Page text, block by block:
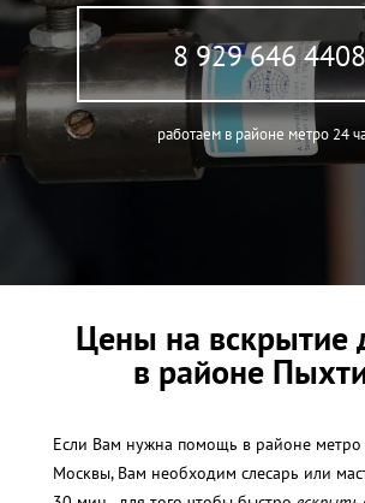
8 929 646 4408
работаем в районе метро 24
Цены на вскрытие
в районе
Если Вам нужна помощь в районе
Москвы, Вам необходим слесарь или